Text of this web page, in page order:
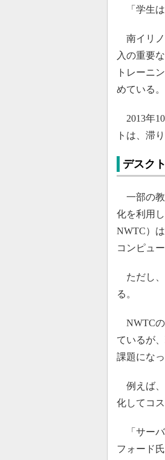
「学生は
南イリノ
入の重要
トレーニ
めている。
2013年
トは、滞
デスク
一部の教
化を利用
NWTC）
コンピュ
ただし、
る。
NWTCの
ているが
課題にな
例えば、
化してコ
「サーバ
フォード